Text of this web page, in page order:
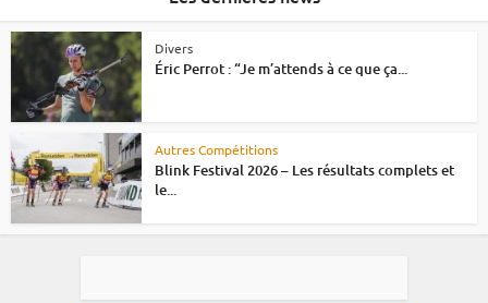
Divers
Éric Perrot : “Je m’attends à ce que ça...
Autres Compétitions
Blink Festival 2026 – Les résultats complets et
le...